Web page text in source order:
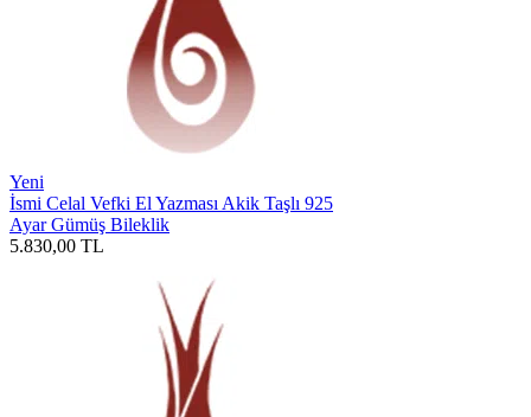
Yeni
İsmi Celal Vefki El Yazması Akik Taşlı 925
Ayar Gümüş Bileklik
5.830,00 TL